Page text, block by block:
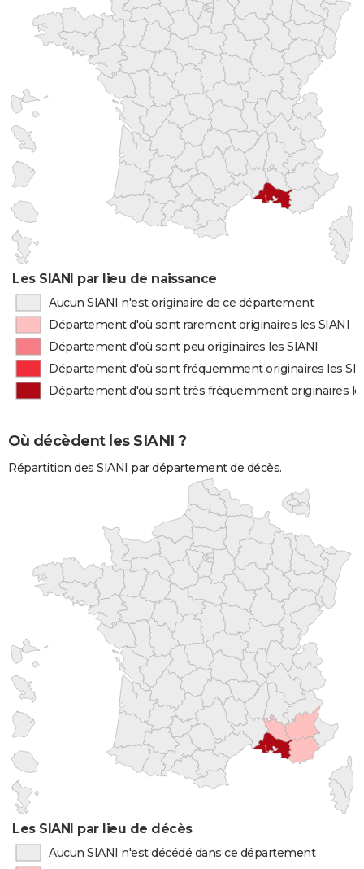
Les SIANI par lieu de naissance
Aucun SIANI n'est originaire de ce département
Département d'où sont rarement originaires les SIANI
Département d'où sont peu originaires les SIANI
Département d'où sont fréquemment originaires les
Département d'où sont très fréquemment originaires
Où décèdent les SIANI ?
Répartition des SIANI par département de décès.
Les SIANI par lieu de décès
Aucun SIANI n'est décédé dans ce département